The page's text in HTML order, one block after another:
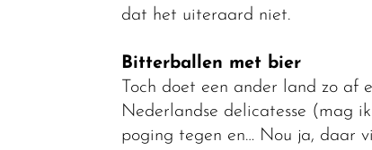
dat het uiteraard niet.
Bitterballen met bier
Toch doet een ander land zo af
Nederlandse delicatesse (mag
poging tegen en… Nou ja, daar